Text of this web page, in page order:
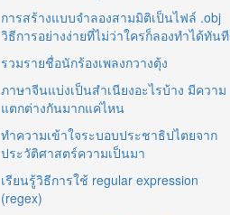
การสร้างแบบจำลองสามมิติเป็นไฟล์ .obj
วิธีการอย่างง่ายที่ไม่ว่าใครก็ลองทำได้ทันที
รวมรายชื่อนักร้องเพลงกวางตุ้ง
ภาษาจีนแบ่งเป็นสำเนียงอะไรบ้าง มีความ
แตกต่างกันมากแค่ไหน
ทำความเข้าใจระบอบประชาธิปไตยจาก
ประวัติศาสตร์ความเป็นมา
เรียนรู้วิธีการใช้ regular expression
(regex)